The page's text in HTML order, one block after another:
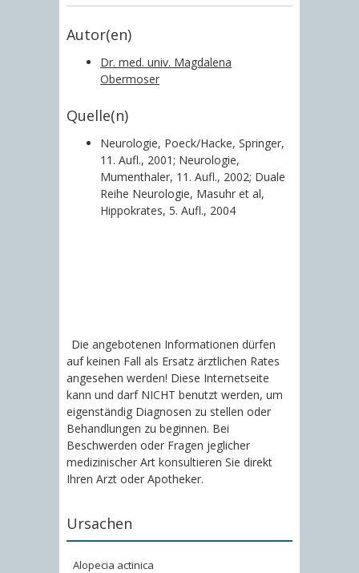
Autor(en)
Dr. med. univ. Magdalena
Obermoser
Quelle(n)
Neurologie, Poeck/Hacke, Springer,
11. Aufl., 2001; Neurologie,
Mumenthaler, 11. Aufl., 2002; Duale
Reihe Neurologie, Masuhr et al,
Hippokrates, 5. Aufl., 2004
Die angebotenen Informationen dürfen
auf keinen Fall als Ersatz ärztlichen Rates
angesehen werden! Diese Internetseite
kann und darf NICHT benutzt werden, um
eigenständig Diagnosen zu stellen oder
Behandlungen zu beginnen. Bei
Beschwerden oder Fragen jeglicher
medizinischer Art konsultieren Sie direkt
Ihren Arzt oder Apotheker.
Ursachen
Alopecia actinica